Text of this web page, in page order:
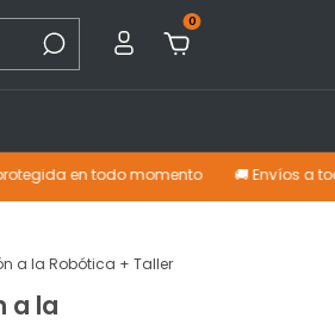
0
en todo momento 🚚 Envíos a todo el
a la Robótica + Taller
a la